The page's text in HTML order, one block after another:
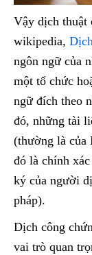
Vậy dịch thuật
wikipedia,
ngôn ngữ của
một tổ chức
ngữ đích theo
đó, những tài
(thường là của
đó là chính
ký của người
pháp).
Dịch công
vai trò quan